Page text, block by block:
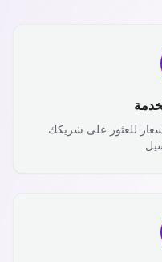
للعثور على شريكك